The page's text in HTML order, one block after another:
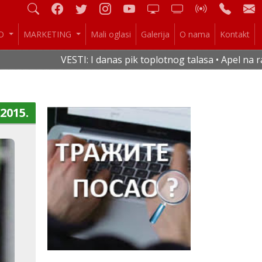
MARKETING Mali oglasi Galerija O nama Kontakt
VESTI: I danas pik toplotnog talasa • Apel na